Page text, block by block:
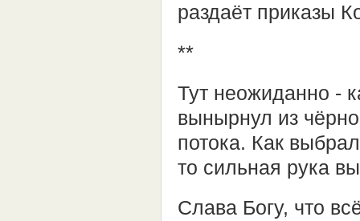
раздаёт приказы
**
Тут неожиданно -
вынырнул из
потока. Как
то сильная рука
Слава Богу, что